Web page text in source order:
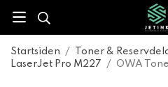
Startsiden / Toner &
LaserJet Pro M227
/ OWA